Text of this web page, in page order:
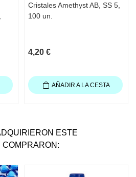
Cristales Amethyst AB, SS 5,
100 un.
4,20 €
AÑADIR A LA CESTA
ESTE
COMPRARON: